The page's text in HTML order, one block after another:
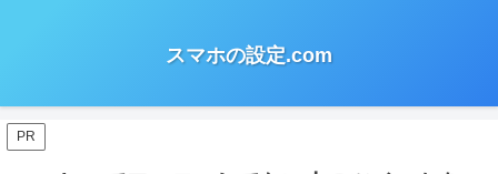
スマホの設定.com
PR